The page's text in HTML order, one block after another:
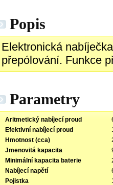
Popis
Elektronická
přepólování. Funkce
Parametry
Aritmetický nabíjecí proud
Efektivní nabíjecí proud
Hmotnost (cca)
Jmenovitá kapacita
Minimální kapacita baterie
Nabíjecí napětí
Pojistka